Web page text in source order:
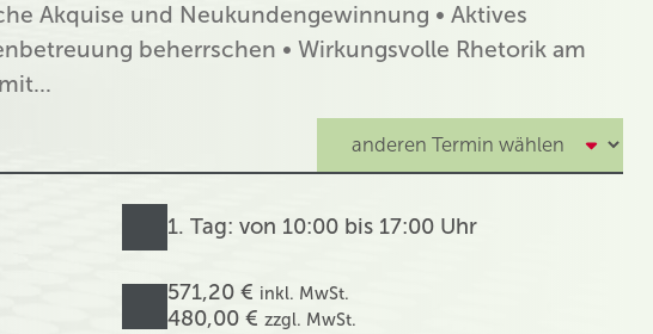
Akquise und Neukundengewinnung • Aktives
beherrschen • Wirkungsvolle Rhetorik am
1. Tag: von 10:00 bis 17:00 Uhr
571,20 € inkl. MwSt.
480,00 € zzgl. MwSt.